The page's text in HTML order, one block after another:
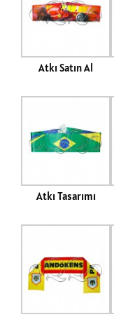
Atkı Satın Al
Atkı Tasarımı